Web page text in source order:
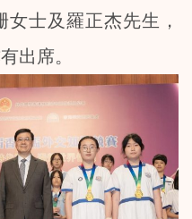
士及羅正杰先生，
出席。